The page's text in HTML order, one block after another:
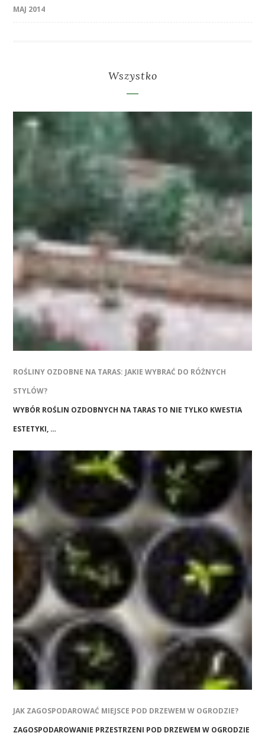
MAJ 2014
Wszystko
ROŚLINY OZDOBNE NA TARAS: JAKIE WYBRAĆ DO RÓŻNYCH
STYLÓW?
WYBÓR ROŚLIN OZDOBNYCH NA TARAS TO NIE TYLKO KWESTIA
ESTETYKI, …
JAK ZAGOSPODAROWAĆ MIEJSCE POD DRZEWEM W OGRODZIE?
ZAGOSPODAROWANIE PRZESTRZENI POD DRZEWEM W OGRODZIE